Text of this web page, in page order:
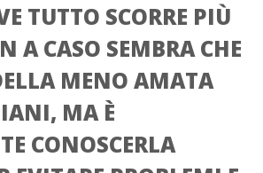
TUTTO SCORRE PIÙ
A CASO SEMBRA CHE
MENO AMATA
MA È
CONOSCERLA